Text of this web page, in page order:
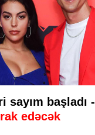
sayım başladı -
edəcək